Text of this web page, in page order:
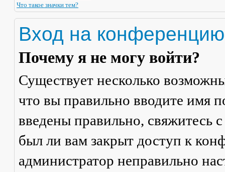
Что такое значки тем?
Вход на
Почему я не могу войти?
Существует несколько
что вы правильно вводите имя
введены правильно, свяжитесь
был ли вам закрыт доступ к
администратор неправильно